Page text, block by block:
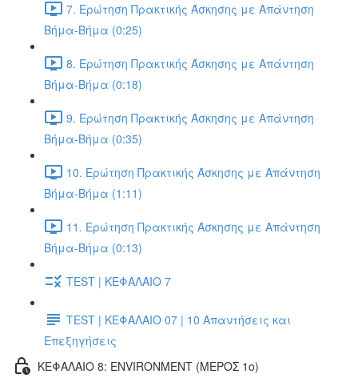
7. Ερώτηση Πρακτικής Άσκησης με Απάντηση
Βήμα-Βήμα (0:25)
8. Ερώτηση Πρακτικής Άσκησης με Απάντηση
Βήμα-Βήμα (0:18)
9. Ερώτηση Πρακτικής Άσκησης με Απάντηση
Βήμα-Βήμα (0:35)
10. Ερώτηση Πρακτικής Άσκησης με Απάντηση
Βήμα-Βήμα (1:11)
11. Ερώτηση Πρακτικής Άσκησης με Απάντηση
Βήμα-Βήμα (0:13)
TEST | ΚΕΦΑΛΑΙΟ 7
TEST | ΚΕΦΑΛΑΙΟ 07 | 10 Απαντήσεις και
Επεξηγήσεις
ΚΕΦΑΛΑΙΟ 8: ENVIRONMENT (ΜΕΡΟΣ 1o)